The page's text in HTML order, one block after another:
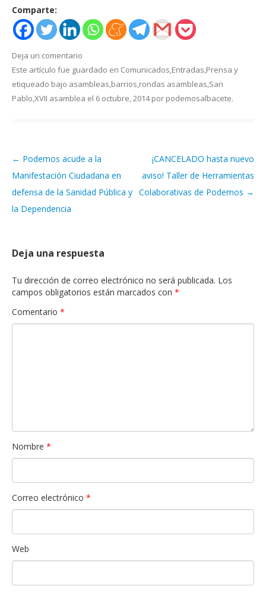
Comparte:
Deja un comentario
Este artículo fue guardado en Comunicados,Entradas,Prensa y
etiqueado bajo asambleas,barrios,rondas asambleas,San
Pablo,XVII asamblea el 6 octubre, 2014por podemosalbacete.
Navegación de artículos
← Podemos acude a la
Manifestación Ciudadana en
defensa de la Sanidad Pública y
la Dependencia
¡CANCELADO hasta nuevo
aviso! Taller de Herramientas
Colaborativas de Podemos →
Deja una respuesta
Tu dirección de correo electrónico no será publicada. Los
campos obligatorios están marcados con *
Comentario *
Nombre *
Correo electrónico *
Web